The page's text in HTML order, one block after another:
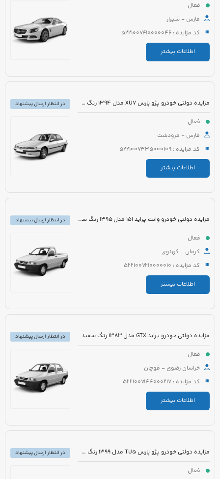
فعال
فارس - شیراز
کد مزایده : 5221007410000046
اطلاعات بیشتر
مزایده دولتی خودرو پژو پارس XU7 مدل 1394 رنگ سفید روغنی
فعال
فارس - مرودشت
کد مزایده : 5221007335000109
اطلاعات بیشتر
در انتظار ارسال پیشنهاد
مزایده دولتی خودرو وانت پراید 151 مدل 1395 رنگ سفید
فعال
کرمان - کهنوج
کد مزایده : 5221007210000010
اطلاعات بیشتر
در انتظار ارسال پیشنهاد
مزایده دولتی خودرو پراید GTX مدل 1383 رنگ سفید
فعال
خراسان رضوی - قوچان
کد مزایده : 5221007144000217
اطلاعات بیشتر
در انتظار ارسال پیشنهاد
مزایده دولتی خودرو پژو پارس TU5 مدل 1399 رنگ سفید
فعال
در انتظار ارسال پیشنهاد